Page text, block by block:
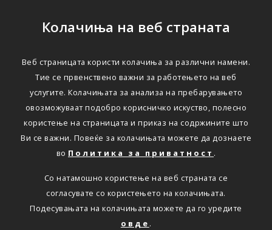
Колачиња на веб страната
Веб страницата користи колачиња за различни намени.
Тие се првенствено важни за работењето на веб
услугите. Колачињата за анализа на пребарувањето
овозможуваат подобро корисничко искуство, полесно
користење на страницата и приказ на содржините што
Ви се важни. Повеќе за колачињата можете да дознаете
во Политика за приватност .
Со натамошно користење на веб страната се
согласувате со користењето на колачињата.
Подесувањата на колачињата можете да го уредите
овде .
Кредитниот рејтинг на
Групација Триглав
унапреден од „A“ на „A+“
од страна на S&P
press-12.06.2025